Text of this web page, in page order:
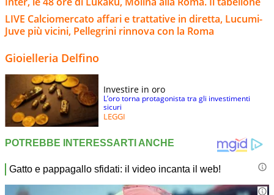
LIVE Calciomercato affari e trattative in diretta, Lucumi-
Juve più vicini, Pellegrini rinnova con la Roma
Gioielleria Delfino
Investire in oro
L’oro torna protagonista tra gli investimenti
sicuri
LEGGI